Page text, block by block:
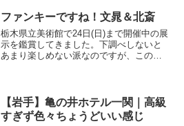
ファンキーですね！文晁＆北斎
栃木県立美術館で24日(日)まで開催中の展
示を鑑賞してきました。下調べしないと
あまり楽しめない派なのですが、この日
入。葛飾北斎は海外の...
【岩手】亀の井ホテル一関｜高級
すぎず色々ちょうどいい感じ